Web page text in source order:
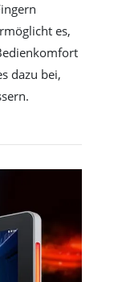
es,
dazu bei,